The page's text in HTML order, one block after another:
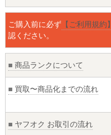
ご購入前に必ず 【ご利用規約】
認ください。
■ 商品ランクについて
■ 買取〜商品化までの流れ
■ ヤフオク お取引の流れ